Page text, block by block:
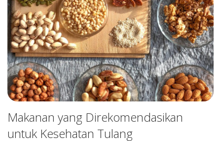
Makanan yang Direkomendasikan
untuk Kesehatan Tulang